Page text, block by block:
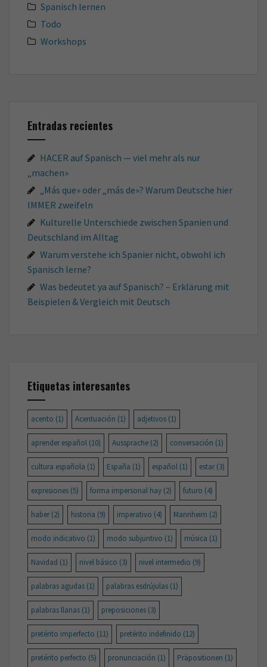
Spanisch lernen
Todo
Workshops
Entradas recientes
HACER auf Spanisch — viel mehr als nur
„machen»
„Más que» oder „más de»? Warum Deutsche hier
IMMER zweifeln
Kulturelle Unterschiede zwischen Spanien und
Deutschland im Alltag
Warum verstehe ich Spanier nicht, obwohl ich
Spanisch lerne?
Was bedeutet ya auf Spanisch? – Erklärung mit
Beispielen & Vergleich mit Deutsch
Etiquetas interesantes
acento (1) Acentuación (1) adjetivos (1)
aprender español (10) Aussprache (2) conversación (1)
cultura española (1) España (1) español (1) estar(3)
expresiones (5) forma impersonal hay (2) futuro (4)
haber(2) historia (9) imperativo (4) Mannheim (2)
modo indicativo (1) modo subjuntivo (1) música (1)
Navidad (1) nivel básico (3) nivel intermedio (9)
palabras agudas (1) palabras esdrújulas (1)
palabras llanas (1) preposiciones (3)
pretérito imperfecto (11) pretérito indefinido (12)
pretérito perfecto (5) pronunciación (1) Präpositionen (1)